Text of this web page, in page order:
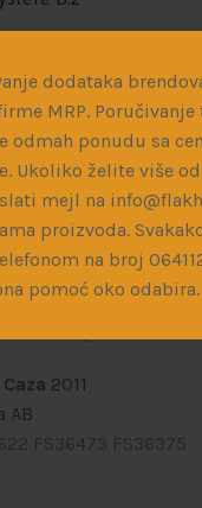
dodataka
MRP. Poručivanje
odmah ponudu sa
Ukoliko želite više
mejl na
proizvoda.
na broj
pomoć oko odabira.
10-RD | 67
Creil
5-OI | 75
Orange-Caritat
2011
AB